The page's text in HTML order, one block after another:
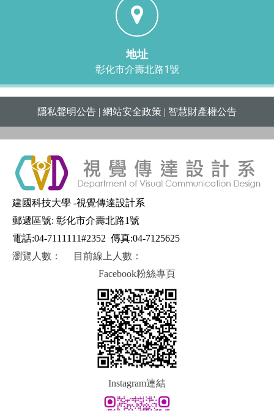
地址
彰化市介壽北路1號
隱私聲明公告 | 網站安全政策 | 智慧財產權公告
建國科技大學 -視覺傳達設計系
郵遞區號: 彰化市介壽北路1號
電話:04-7111111#2352 傳真:04-7125625
瀏覽人數：
目前線上人數：
Facebook粉絲專頁
Instagram連結